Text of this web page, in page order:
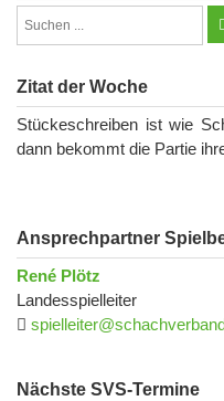
Zitat der Woche
Stückeschreiben ist wie
dann bekommt die Partie
Ansprechpartner
René Plötz
Landesspielleiter
Nächste SVS-Termine